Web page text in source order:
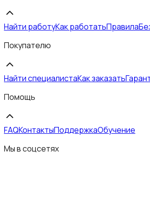
Найти работуКак работатьПравила
Покупателю
Найти специалистаКак заказать
Помощь
FAQКонтактыПоддержкаОбучение
Мы в соцсетях